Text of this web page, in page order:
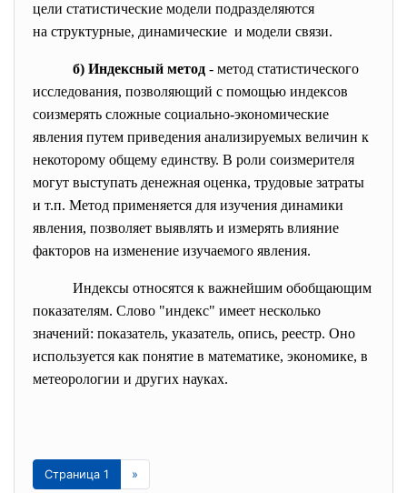
цели статистические модели подразделяются
на структурные, динамические и модели связи.
б) Индексный метод - метод статистического
исследования, позволяющий с помощью индексов
соизмерять сложные социально-экономические
явления путем приведения анализируемых величин к
некоторому общему единству. В роли соизмерителя
могут выступать денежная оценка, трудовые затраты
и т.п. Метод применяется для изучения динамики
явления, позволяет выявлять и измерять влияние
факторов на изменение изучаемого явления.
Индексы относятся к важнейшим обобщающим
показателям. Слово "индекс" имеет несколько
значений: показатель, указатель, опись, реестр. Оно
используется как понятие в математике, экономике, в
метеорологии и других науках.
Страница 1 »